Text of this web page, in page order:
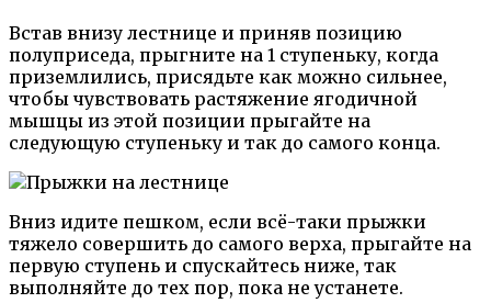
Встав внизу лестнице и приняв позицию
полуприседа, прыгните на 1 ступеньку, когда
приземлились, присядьте как можно сильнее,
чтобы чувствовать растяжение ягодичной
мышцы из этой позиции прыгайте на
следующую ступеньку и так до самого конца.
Вниз идите пешком, если всё-таки прыжки
тяжело совершить до самого верха, прыгайте на
первую ступень и спускайтесь ниже, так
выполняйте до тех пор, пока не устанете.